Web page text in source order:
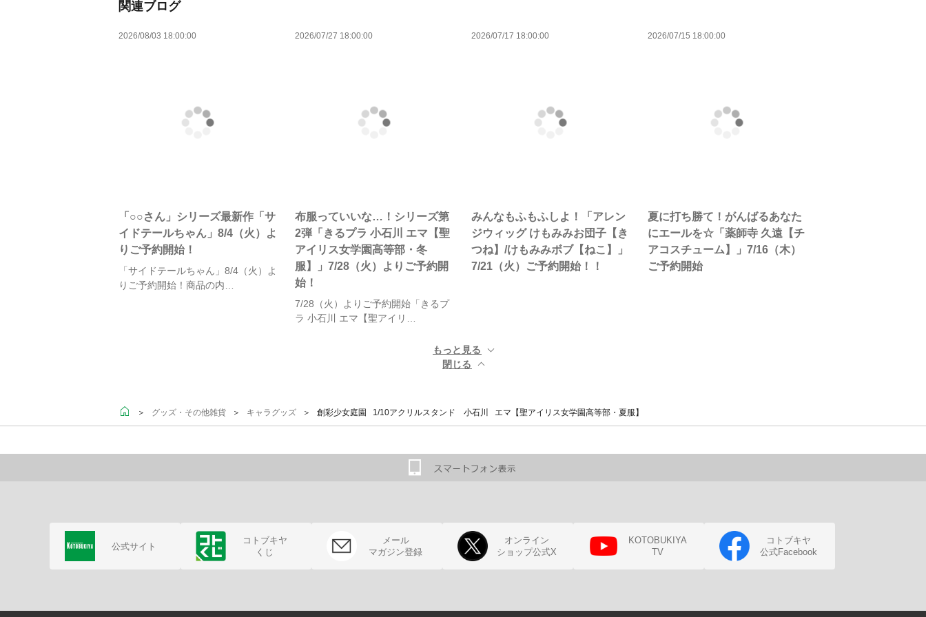
関連ブログ
2026/08/03 18:00:00
「○○さん」シリーズ最新作「サ
イドテールちゃん」8/4（火）よ
りご予約開始！
「サイドテールちゃん」8/4（火）よ
りご予約開始！商品の内…
2026/07/27 18:00:00
布服っていいな…！シリーズ第
2弾「きるプラ 小石川 エマ【聖
アイリス女学園高等部・冬
服】」7/28（火）よりご予約開
始！
7/28（火）よりご予約開始「きるプ
ラ 小石川 エマ【聖アイリ…
2026/07/17 18:00:00
みんなもふもふしよ！「アレン
ジウィッグ けもみみお団子【き
つね】/けもみみボブ【ねこ】」
7/21（火）ご予約開始！！
2026/07/15 18:00:00
夏に打ち勝て！がんばるあなた
にエールを☆「薬師寺 久遠【チ
アコスチューム】」7/16（木）
ご予約開始
もっと見る ▼
閉じる ▲
＞ グッズ・その他雑貨 ＞ キャラグッズ ＞ 創彩少女庭園 1/10アクリルスタンド 小石川 エマ【聖アイリス女学園高等部・夏服】
公式サイト
コトブキヤ
くじ
メール
マガジン登録
オンライン
ショップ公式X
KOTOBUKIYA
TV
コトブキヤ
公式Facebook